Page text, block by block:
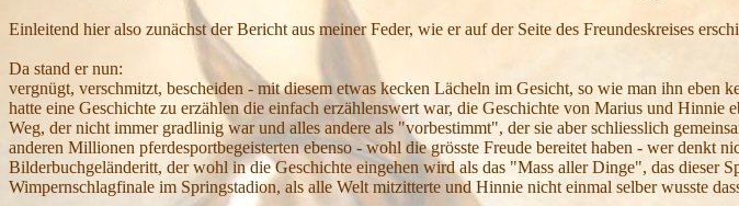
Einleitend hier also zunächst der Bericht aus meiner Feder, wie er auf der Seite des Freundeskreises
Da stand er nun:
vergnügt, verschmitzt, bescheiden - mit diesem etwas kecken Lächeln im Gesicht, so wie man ihn
hatte eine Geschichte zu erzählen die einfach erzählenswert war, die Geschichte von Marius und
Weg, der nicht immer gradlinig war und alles andere als "vorbestimmt", der sie aber schliesslich
anderen Millionen pferdesportbegeisterten ebenso - wohl die grösste Freude bereitet haben - wer denkt
Bilderbuchgeländeritt, der wohl in die Geschichte eingehen wird als das "Mass aller Dinge", das dieser
Wimpernschlagfinale im Springstadion, als alle Welt mitzitterte und Hinnie nicht einmal selber wusste